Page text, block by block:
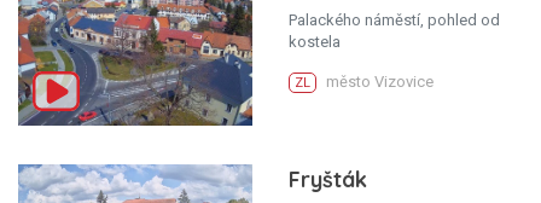
Palackého náměstí, pohled od
kostela
ZL město Vizovice
Fryšták